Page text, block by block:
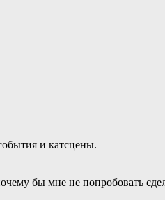
и катсцены.
бы мне не попробовать